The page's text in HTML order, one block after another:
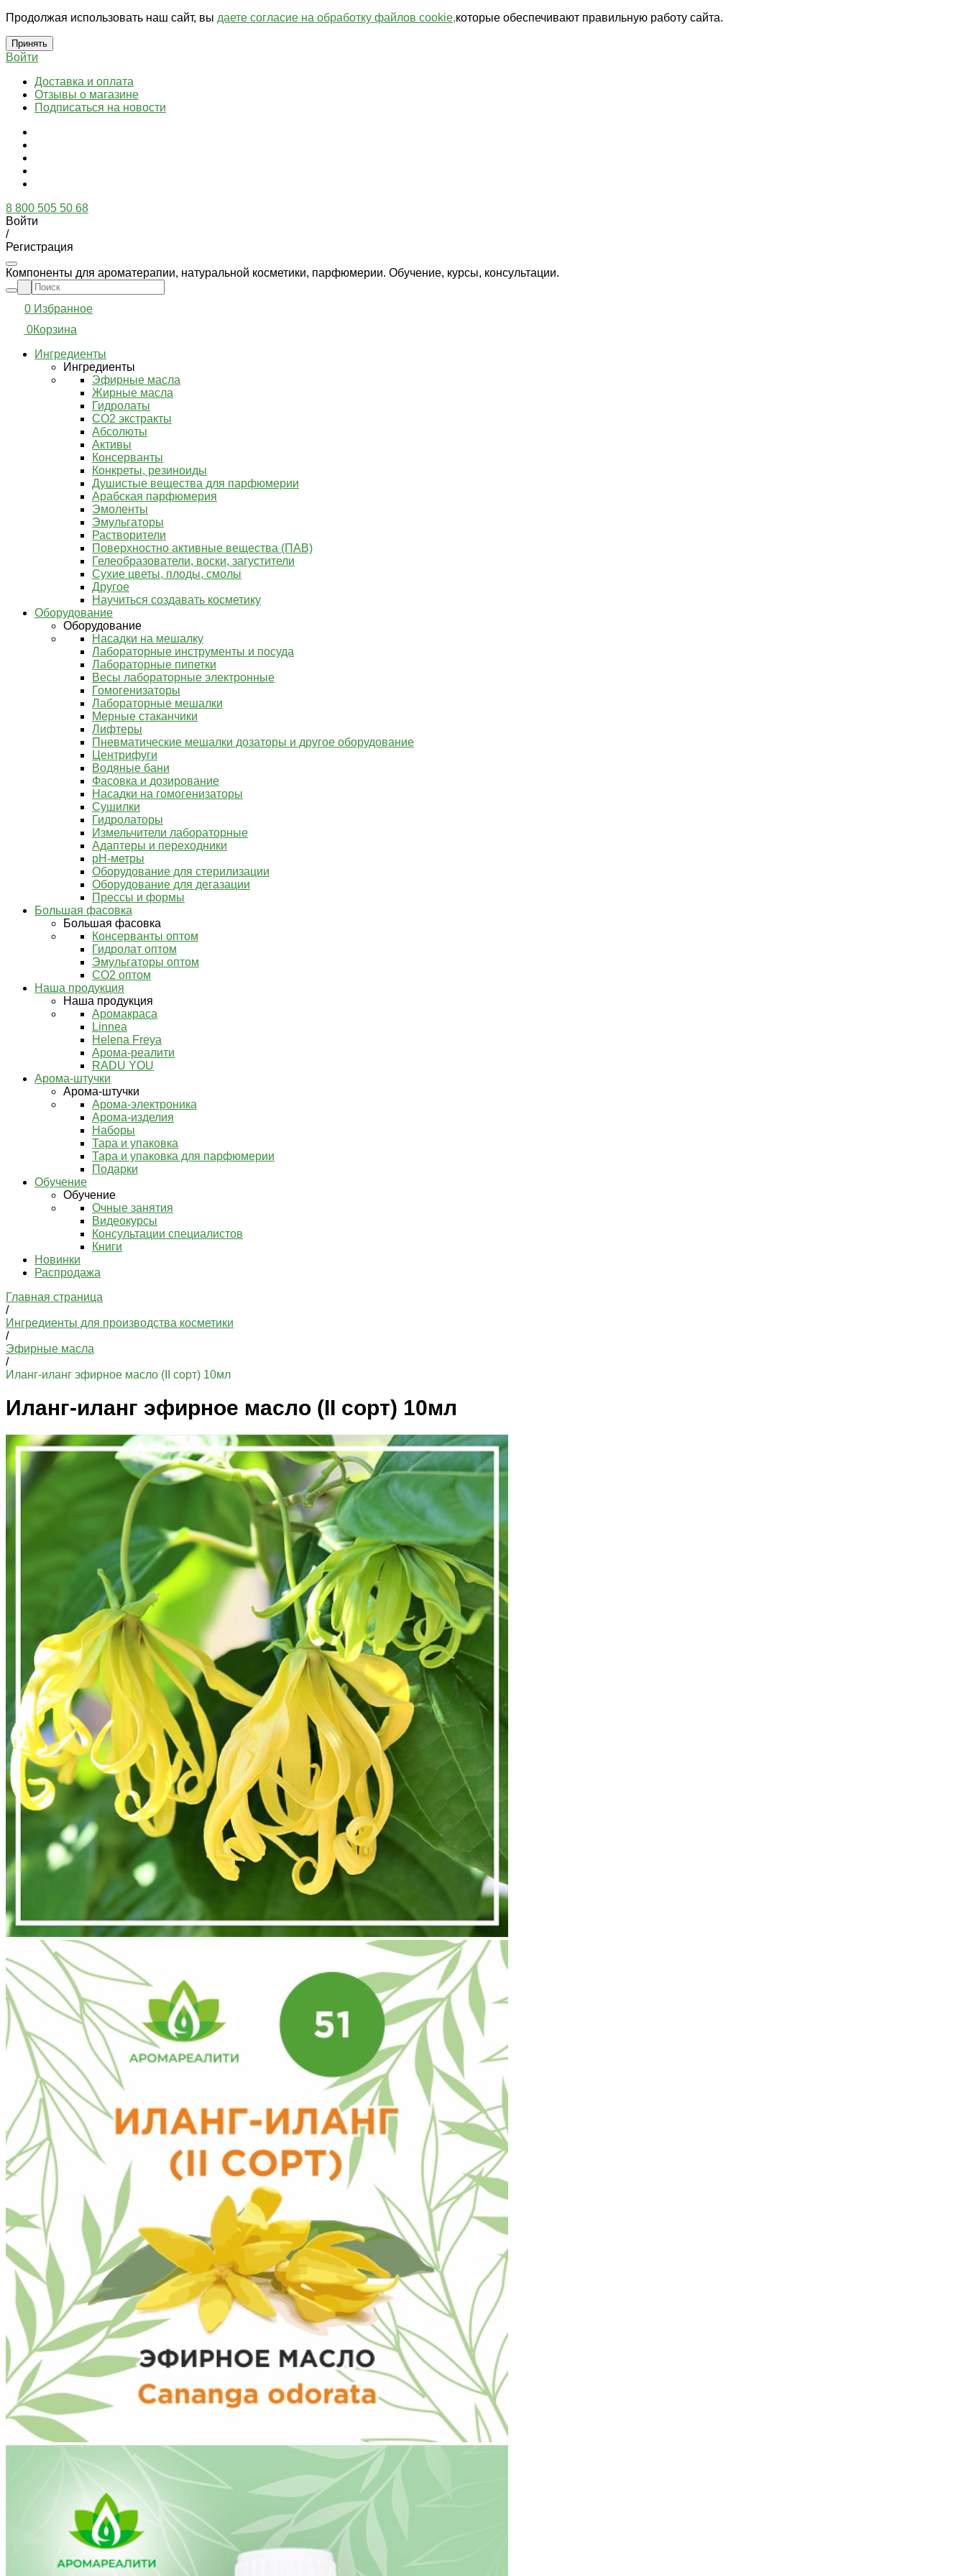
Продолжая использовать наш сайт, вы даете согласие на обработку файлов cookie,которые обеспечивают правильную работу сайта.
Принять
Войти
Доставка и оплата
Отзывы о магазине
Подписаться на новости
8 800 505 50 68
Войти
/
Регистрация
Компоненты для ароматерапии, натуральной косметики, парфюмерии. Обучение, курсы, консультации.
0 Избранное
0Корзина
Ингредиенты
Ингредиенты
Эфирные масла
Жирные масла
Гидролаты
СО2 экстракты
Абсолюты
Активы
Консерванты
Конкреты, резиноиды
Душистые вещества для парфюмерии
Арабская парфюмерия
Эмоленты
Эмульгаторы
Растворители
Поверхностно активные вещества (ПАВ)
Гелеобразователи, воски, загустители
Сухие цветы, плоды, смолы
Другое
Научиться создавать косметику
Оборудование
Оборудование
Насадки на мешалку
Лабораторные инструменты и посуда
Лабораторные пипетки
Весы лабораторные электронные
Гомогенизаторы
Лабораторные мешалки
Мерные стаканчики
Лифтеры
Пневматические мешалки дозаторы и другое оборудование
Центрифуги
Водяные бани
Фасовка и дозирование
Насадки на гомогенизаторы
Сушилки
Гидролаторы
Измельчители лабораторные
Адаптеры и переходники
pH-метры
Оборудование для стерилизации
Оборудование для дегазации
Прессы и формы
Большая фасовка
Большая фасовка
Консерванты оптом
Гидролат оптом
Эмульгаторы оптом
СО2 оптом
Наша продукция
Наша продукция
Аромакраса
Linnea
Helena Freya
Арома-реалити
RADU YOU
Арома-штучки
Арома-штучки
Арома-электроника
Арома-изделия
Наборы
Тара и упаковка
Тара и упаковка для парфюмерии
Подарки
Обучение
Обучение
Очные занятия
Видеокурсы
Консультации специалистов
Книги
Новинки
Распродажа
Главная страница
/
Ингредиенты для производства косметики
/
Эфирные масла
/
Иланг-иланг эфирное масло (II сорт) 10мл
Иланг-иланг эфирное масло (II сорт) 10мл